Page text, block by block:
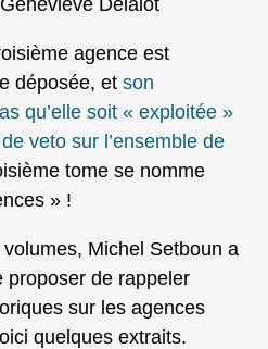
agence est
déposée, et son
qu’elle soit « exploitée »
veto sur l’ensemble de
tome se nomme
» !
Michel Setboun a
proposer de rappeler
sur les agences
quelques extraits.